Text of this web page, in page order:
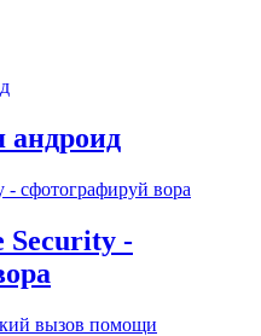
андроид
Security -